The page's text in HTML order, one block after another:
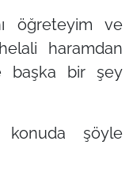
öğreteyim ve
haramdan
başka bir şey
şöyle